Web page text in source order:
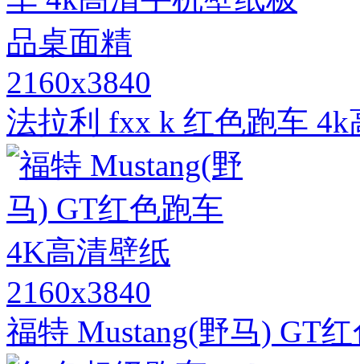
2160x3840
法拉利 fxx k 红色跑车
2160x3840
福特 Mustang(野马) GT